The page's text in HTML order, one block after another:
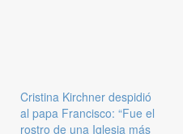
Cristina Kirchner despidió
al papa Francisco: “Fue el
rostro de una Iglesia más